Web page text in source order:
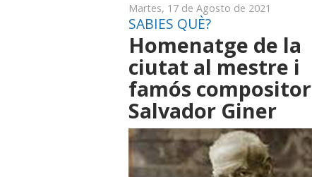
Martes, 17 de Agosto de 2021
SABIES QUÈ?
Homenatge de la
ciutat al mestre i
famós compositor
Salvador Giner